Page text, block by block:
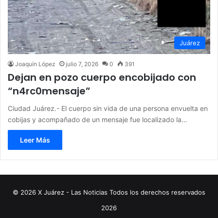
Juárez
Joaquín López julio 7, 2026 0 391
Dejan en pozo cuerpo encobijado con
“n4rc0mensaje”
Ciudad Juárez.- El cuerpo sin vida de una persona envuelta en
cobijas y acompañado de un mensaje fue localizado la…
Leer Más
© 2026 X Juárez - Las Noticias Todos los derechos reservados
2026